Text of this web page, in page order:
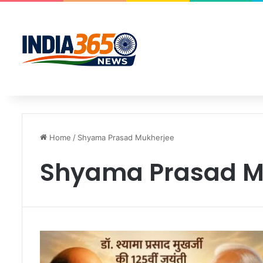
Home / Shyama Prasad Mukherjee
Shyama Prasad